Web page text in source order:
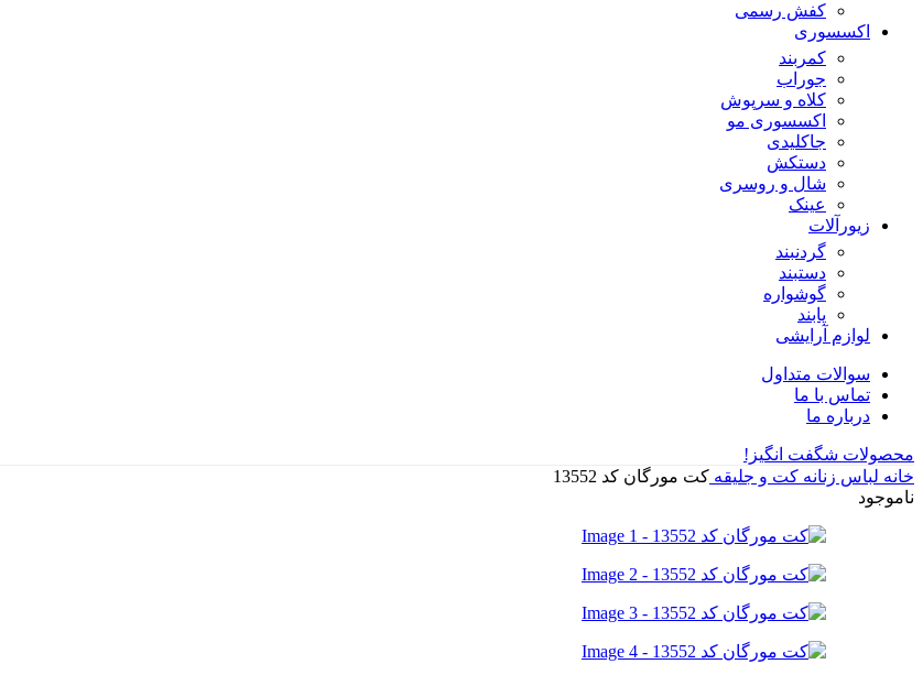
کفش رسمی
اکسسوری
کمربند
جوراب
کلاه و سرپوش
اکسسوری مو
جاکلیدی
دستکش
شال و روسری
عینک
زیورآلات
گردنبند
دستبند
گوشواره
پابند
لوازم آرایشی
سوالات متداول
تماس با ما
درباره ما
محصولات شگفت انگیز!
خانه لباس زنانه کت و جلیقه کت مورگان کد 13552
ناموجود